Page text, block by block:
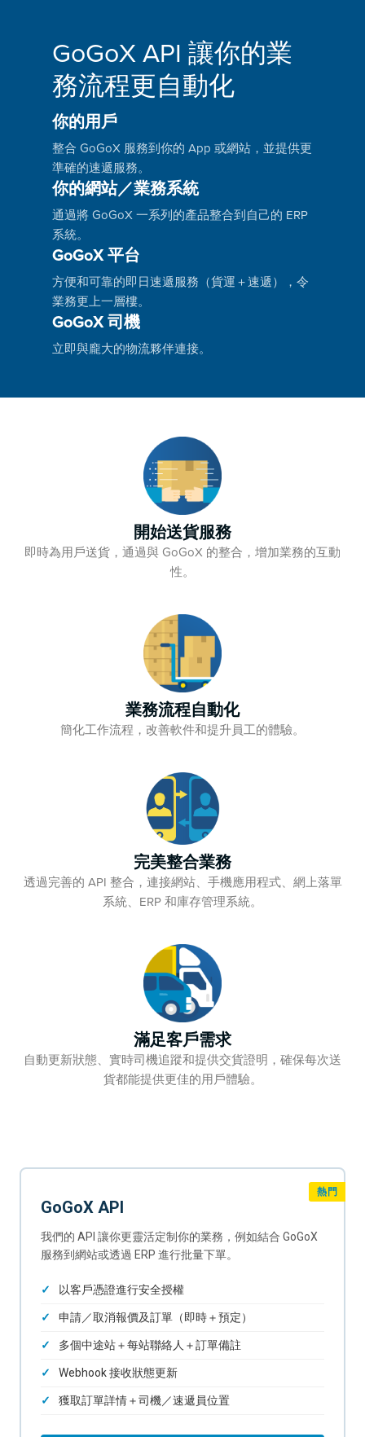
GoGoX API 讓你的業
務流程更自動化
你的用戶
整合 GoGoX 服務到你的 App 或網站，並提供更
準確的速遞服務。
你的網站／業務系統
通過將 GoGoX 一系列的產品整合到自己的 ERP
系統。
GoGoX 平台
方便和可靠的即日速遞服務（貨運＋速遞），令
業務更上一層樓。
GoGoX 司機
立即與龐大的物流夥伴連接。
開始送貨服務
即時為用戶送貨，通過與 GoGoX 的整合，增加業務的互動
性。
業務流程自動化
簡化工作流程，改善軟件和提升員工的體驗。
完美整合業務
透過完善的 API 整合，連接網站、手機應用程式、網上落單
系統、ERP 和庫存管理系統。
滿足客戶需求
自動更新狀態、實時司機追蹤和提供交貨證明，確保每次送
貨都能提供更佳的用戶體驗。
熱門
GoGoX API
我們的 API 讓你更靈活定制你的業務，例如結合 GoGoX
服務到網站或透過 ERP 進行批量下單。
以客戶憑證進行安全授權
申請／取消報價及訂單（即時＋預定）
多個中途站＋每站聯絡人＋訂單備註
Webhook 接收狀態更新
獲取訂單詳情＋司機／速遞員位置